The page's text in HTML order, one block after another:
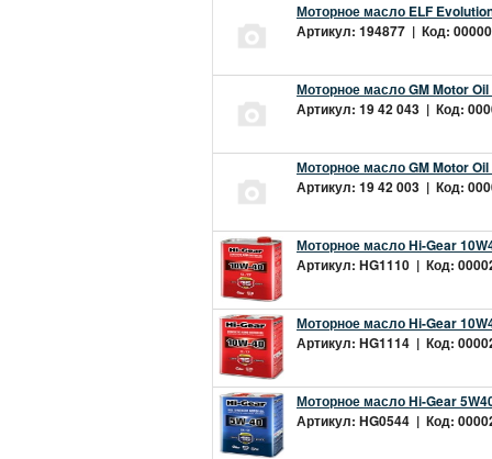
Моторное масло ELF
Артикул: 194877 | Код:
Моторное масло GM Motor Oil
Артикул: 19 42 043 | Код:
Моторное масло GM Motor
Артикул: 19 42 003 | Код:
Моторное масло Hi-Gear
Артикул: HG1110 | Код:
Моторное масло Hi-Gear
Артикул: HG1114 | Код:
Моторное масло Hi-Gear
Артикул: HG0544 | Код: